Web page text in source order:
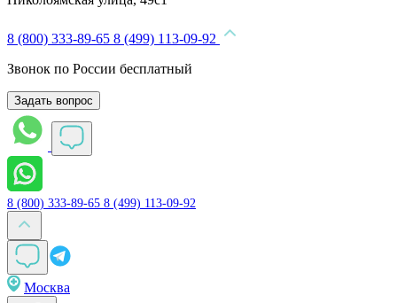
8 (800) 333-89-65 8 (499) 113-09-92
Звонок по России бесплатный
Задать вопрос
8 (800) 333-89-65 8 (499) 113-09-92
Москва